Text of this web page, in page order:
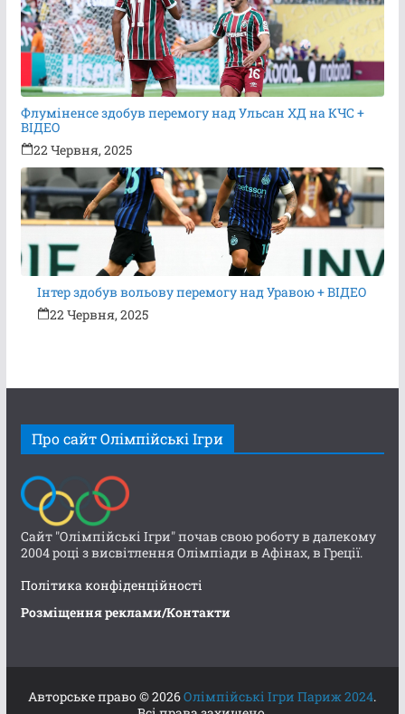
Флуміненсе здобув перемогу над Ульсан ХД на КЧС +
ВІДЕО
22 Червня, 2025
Інтер здобув вольову перемогу над Уравою + ВІДЕО
22 Червня, 2025
Про сайт Олімпійські Ігри
Сайт "Олімпійські Ігри" почав свою роботу в далекому
2004 році з висвітлення Олімпіади в Афінах, в Греції.
Політика конфіденційності
Розміщення реклами/Контакти
Авторське право © 2026Олімпійські Ігри Париж 2024.